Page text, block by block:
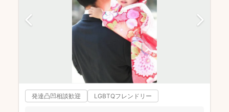
発達凸凹相談歓迎 LGBTQフレンドリー